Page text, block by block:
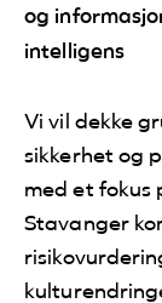
og
intelligens
Vi vil dekke
sikkerhet og
med et fokus
Stavanger